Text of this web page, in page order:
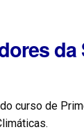
da
curso de